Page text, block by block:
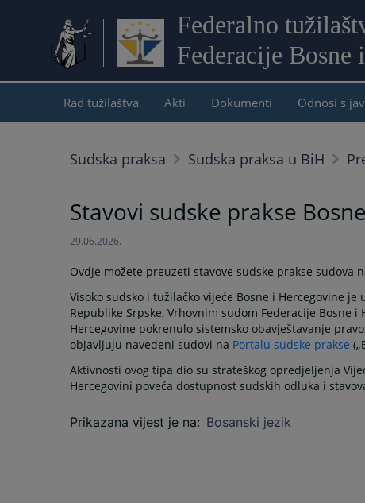
Federalno
Federacije Bosne
Rad tužilaštva Akti Dokumenti Odnosi s
Sudska praksa Sudska praksa u BiH
Stavovi sudske prakse
29.06.2026.
Ovdje možete preuzeti stavove sudske prakse sudova
Visoko sudsko i tužilačko vijeće Bosne i Hercegovine
Republike Srpske, Vrhovnim sudom Federacije Bosne
Hercegovine pokrenulo sistemsko obavještavanje
objavljuju navedeni sudovi na Portalu sudske prakse
Aktivnosti ovog tipa dio su strateškog opredjeljenja
Hercegovini poveća dostupnost sudskih odluka i
Prikazana vijest je na: Bosanski jezik